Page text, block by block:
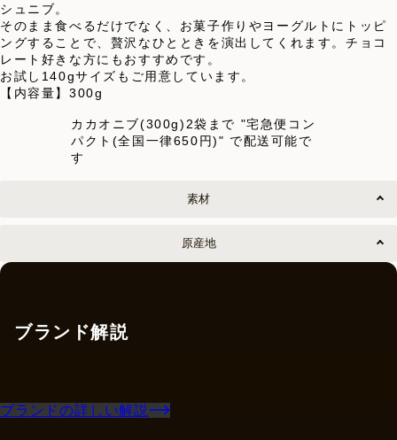
シュニブ。
そのまま食べるだけでなく、お菓子作りやヨーグルトにトッピ
ングすることで、贅沢なひとときを演出してくれます。チョコ
レート好きな方にもおすすめです。
お試し140gサイズもご用意しています。
【内容量】300g
カカオニブ(300g)2袋まで "宅急便コン
パクト(全国一律650円)" で配送可能で
す
素材
原産地
ブランド解説
ブランドの詳しい解説